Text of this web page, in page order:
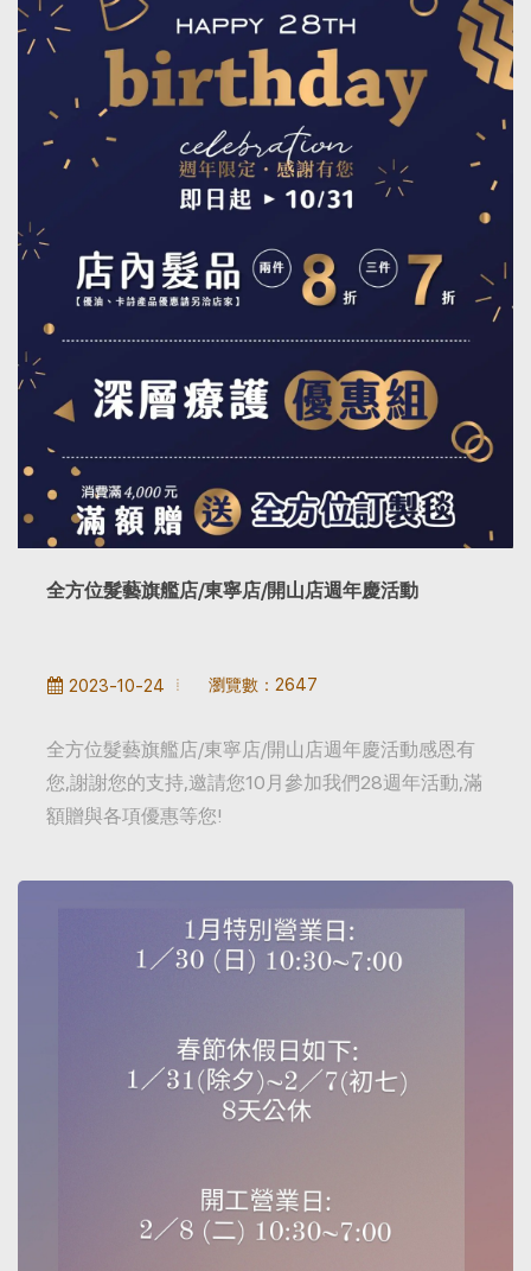
全方位髮藝旗艦店/東寧店/開山店週年慶活動
2023-10-24 瀏覽數：2647
全方位髮藝旗艦店/東寧店/開山店週年慶活動感恩有
您,謝謝您的支持,邀請您10月參加我們28週年活動,滿
額贈與各項優惠等您!